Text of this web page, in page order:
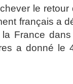
le retour
français a
France
a donné le